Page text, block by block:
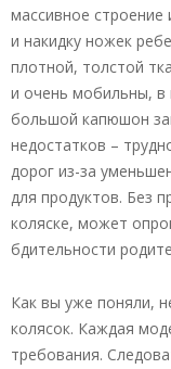
массивное
и накидку ножек
плотной, толстой
и очень мобильны, в
большой капюшон
недостатков –
дорог из-за
для продуктов. Без
коляске, может
бдительности
Как вы уже поняли,
колясок. Каждая
требования.